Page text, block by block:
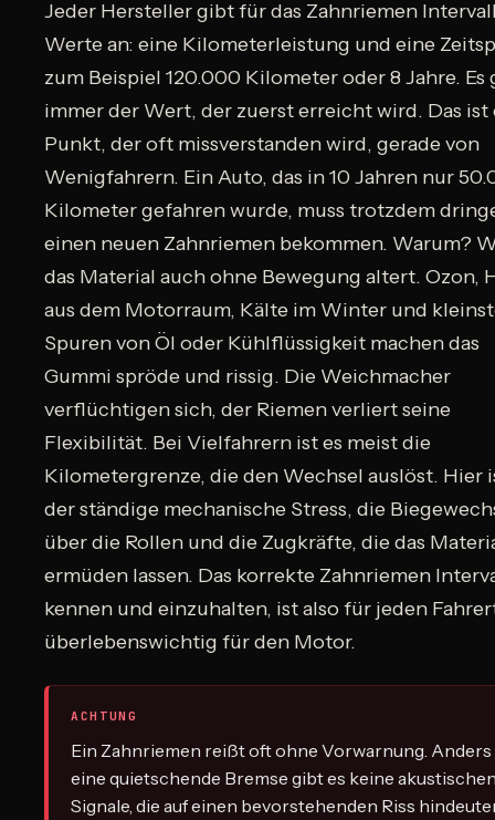
Jeder Hersteller gibt für das Zahnriemen
Werte an: eine Kilometerleistung und eine
zum Beispiel 120.000 Kilometer oder 8 Jahre. Es
immer der Wert, der zuerst erreicht wird. Das ist
Punkt, der oft missverstanden wird, gerade von
Wenigfahrern. Ein Auto, das in 10 Jahren nur
Kilometer gefahren wurde, muss trotzdem
einen neuen Zahnriemen bekommen. Warum?
das Material auch ohne Bewegung altert. Ozon,
aus dem Motorraum, Kälte im Winter und
Spuren von Öl oder Kühlflüssigkeit machen das
Gummi spröde und rissig. Die Weichmacher
verflüchtigen sich, der Riemen verliert seine
Flexibilität. Bei Vielfahrern ist es meist die
Kilometergrenze, die den Wechsel auslöst. Hier
der ständige mechanische Stress, die
über die Rollen und die Zugkräfte, die das
ermüden lassen. Das korrekte Zahnriemen
kennen und einzuhalten, ist also für jeden
überlebenswichtig für den Motor.
ACHTUNG
Ein Zahnriemen reißt oft ohne Vorwarnung. Anders
eine quietschende Bremse gibt es keine
Signale, die auf einen bevorstehenden Riss